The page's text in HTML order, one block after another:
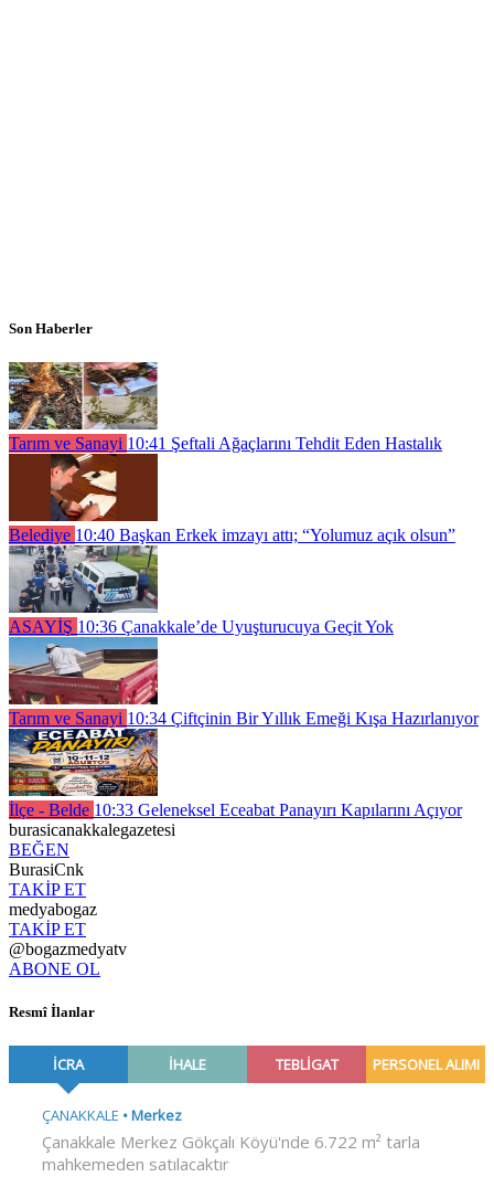
Son Haberler
Tarım ve Sanayi 10:41 Şeftali Ağaçlarını Tehdit Eden Hastalık
Belediye 10:40 Başkan Erkek imzayı attı; “Yolumuz açık olsun”
ASAYİŞ 10:36 Çanakkale’de Uyuşturucuya Geçit Yok
Tarım ve Sanayi 10:34 Çiftçinin Bir Yıllık Emeği Kışa Hazırlanıyor
İlçe - Belde 10:33 Geleneksel Eceabat Panayırı Kapılarını Açıyor
burasicanakkalegazetesi
BEĞEN
BurasiCnk
TAKİP ET
medyabogaz
TAKİP ET
@bogazmedyatv
ABONE OL
Resmî İlanlar